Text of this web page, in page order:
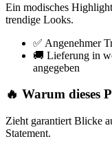
Ein modisches
trendige Looks.
✅ Angenehmer
🚚 Lieferung in
angegeben
🔥 Warum dieses
Zieht garantiert Blicke
Statement.